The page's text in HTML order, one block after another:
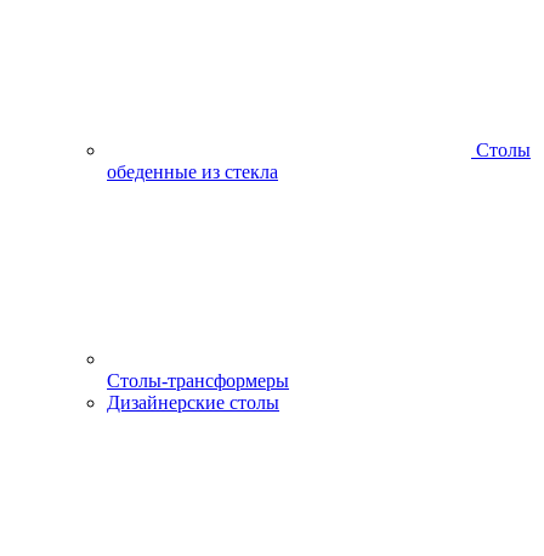
Столы
обеденные из стекла
Столы-трансформеры
Дизайнерские столы